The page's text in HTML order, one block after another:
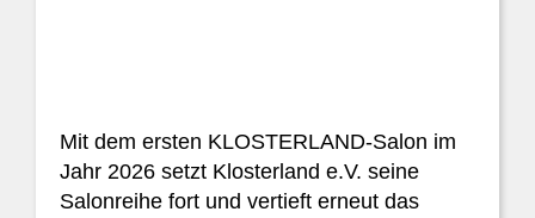
Mit dem ersten KLOSTERLAND-Salon im
Jahr 2026 setzt Klosterland e.V. seine
Salonreihe fort und vertieft erneut das